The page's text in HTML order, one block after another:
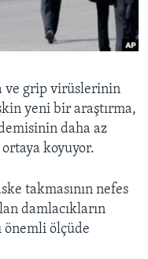
ve grip virüslerinin
yeni bir araştırma,
daha az
koyuyor.
takmasının nefes
damlacıkların
önemli ölçüde